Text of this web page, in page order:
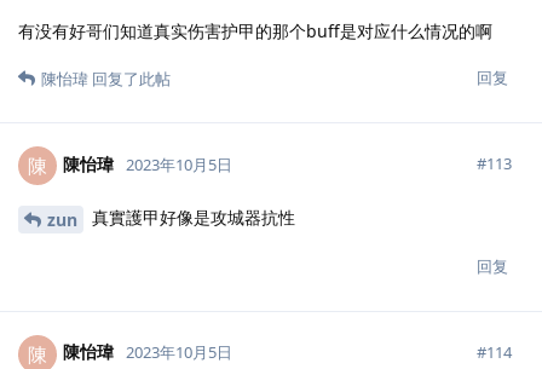
有没有好哥们知道真实伤害护甲的那个buff是对应什么情况的啊
回复
陳怡瑋 回复了此帖
陳 陳怡瑋 2023年10月5日 #113
zun 真實護甲好像是攻城器抗性
回复
陳 陳怡瑋 2023年10月5日 #114